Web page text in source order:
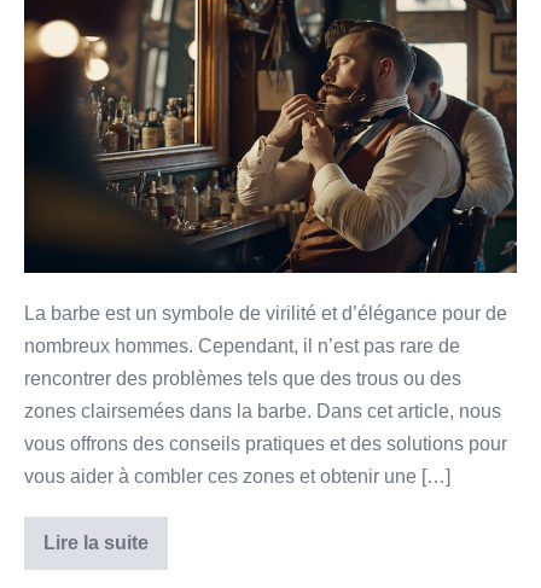
La barbe est un symbole de virilité et d’élégance pour de
nombreux hommes. Cependant, il n’est pas rare de
rencontrer des problèmes tels que des trous ou des
zones clairsemées dans la barbe. Dans cet article, nous
vous offrons des conseils pratiques et des solutions pour
vous aider à combler ces zones et obtenir une […]
Lire la suite